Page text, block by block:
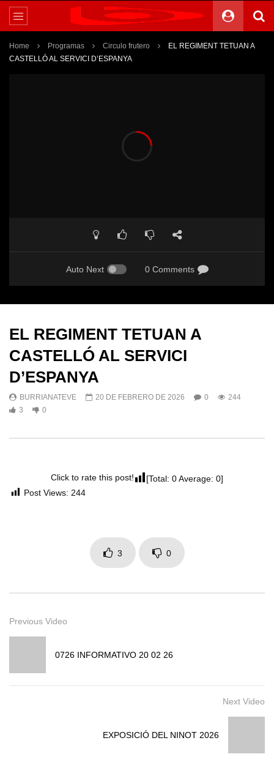
Home Programas Circulo frutero
EL REGIMENT TETUAN A
CASTELLÓ AL SERVICI D’ESPANYA
Auto Next 0 Comments
EL REGIMENT TETUAN A
CASTELLÓ AL SERVICI
D’ESPANYA
BURRIANATEVE 20 DE FEBRERO DE 2026 0
244
3
0
Click to rate this post! [Total: 0Average: 0]
Post Views: 244
3 0
Previous Video
0726 INFORMATIVO 20 02 26
Next Video
EXPOSICIÓ DEL NINOT 2026